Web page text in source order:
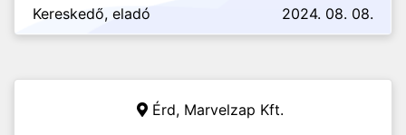
Kereskedő, eladó 2024. 08. 08.
Érd, Marvelzap Kft.